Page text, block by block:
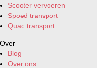
Scooter vervoeren
Spoed transport
Quad transport
Over
Blog
Over ons